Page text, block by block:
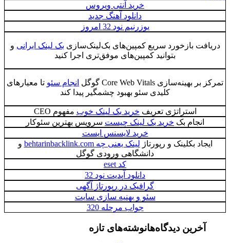
خرید آنتی ویروس
دانلود آهنگ جدید
یوزرنیم نود 32 امروز
دریافت بازخورد سریع کمپین‌های بک‌لینک‌سازی بک لینک ایرانی و
بتوانید کمپین‌های موفق‌تری اجرا کنید
تمرکز بر بهینه‌سازی Core Web Vitals گوگل انجام سئو تا معیارهای
کلیدی سئو بهبود چشمگیر پیدا کند
استراتژی تعریف خرید بک لینک خوب مفهوم CEO
انجام بک خرید بک لینک چیست سرویس بهترین سئوکار
خرید لایسنس ایست
ایجاد بکلینک و رپورتاژ لینک یعنی چه behtarinbacklink.com
و
دانشگاهی ورودی گوگل
کد eset
دانلود آپدیت نود 32
گرافیک در رپورتاژ آگهی
سئو و بهنیه سازی سایت
جواب مرحله 320
نوشته‌های تازهآخرین دیدگاه‌ها